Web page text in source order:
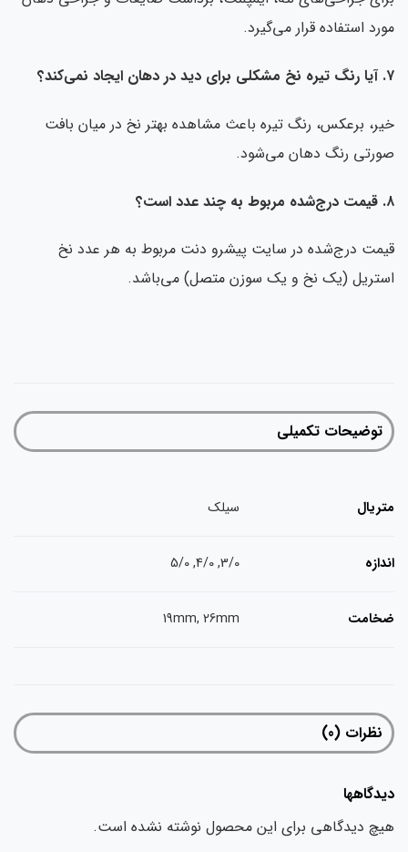
استفاده قرار می‌گیرد.
برعکس، رنگ تیره باعث مشاهده بهتر نخ در میان بافت
رنگ دهان می‌شود.
درج‌شده در سایت پیشرو دنت مربوط به هر عدد نخ
(یک نخ و یک سوزن متصل) می‌باشد.
توضیحات تکمیلی
سیلک
19mm, 26mm
نظرات (0)
دیدگاهی برای این محصول نوشته نشده است.